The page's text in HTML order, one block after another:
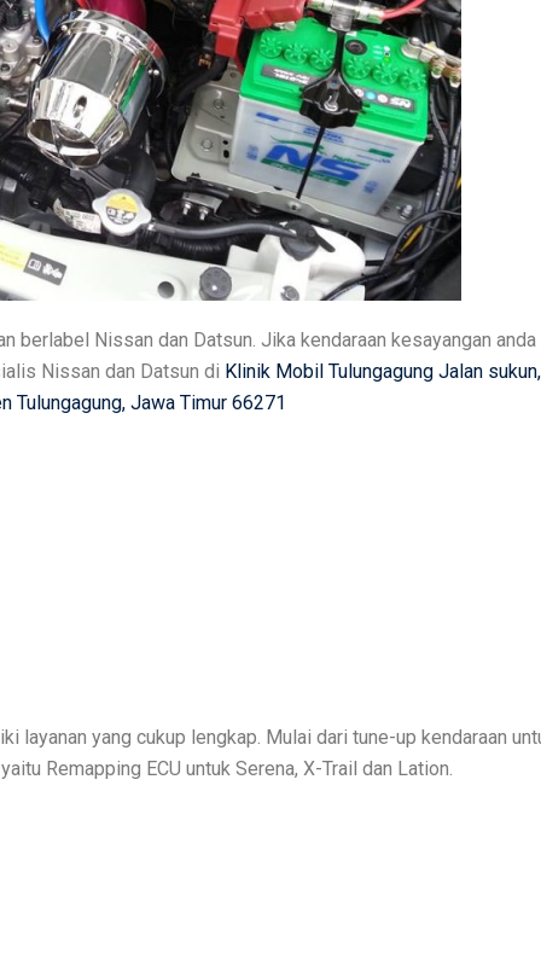
berlabel Nissan dan Datsun. Jika kendaraan kesayangan anda
Nissan dan Datsun di Klinik Mobil Tulungagung Jalan
Tulungagung, Jawa Timur 66271
layanan yang cukup lengkap. Mulai dari tune-up kendaraan
Remapping ECU untuk Serena, X-Trail dan Lation.